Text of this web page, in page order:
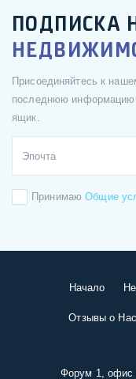
ПОДПИСКА
Присоединяйтесь к
последнюю информацию
ящик.
ПринимаюОбщие
Начало
Отзывы о Нас
Форум 1, офис